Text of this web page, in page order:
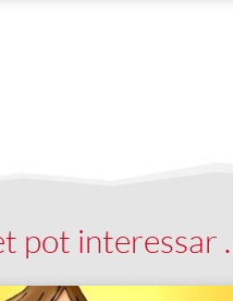
pot interessar